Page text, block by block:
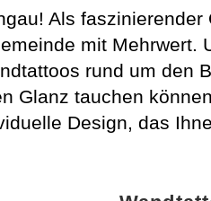
Als
mit Mehrwert.
rund um den
Glanz tauchen
Design, das